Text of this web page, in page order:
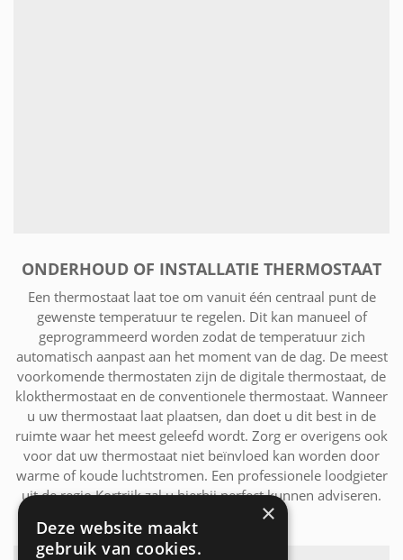
ONDERHOUD OF INSTALLATIE THERMOSTAAT
Een thermostaat laat toe om vanuit één centraal punt de
gewenste temperatuur te regelen. Dit kan manueel of
geprogrammeerd worden zodat de temperatuur zich
automatisch aanpast aan het moment van de dag. De meest
voorkomende thermostaten zijn de digitale thermostaat, de
klokthermostaat en de conventionele thermostaat. Wanneer
u uw thermostaat laat plaatsen, dan doet u dit best in de
ruimte waar het meest geleefd wordt. Zorg er overigens ook
voor dat uw thermostaat niet beïnvloed kan worden door
warme of koude luchtstromen. Een professionele loodgieter
uit de regio Kortrijk zal u hierbij perfect kunnen adviseren.
×
Deze website maakt
gebruik van cookies.